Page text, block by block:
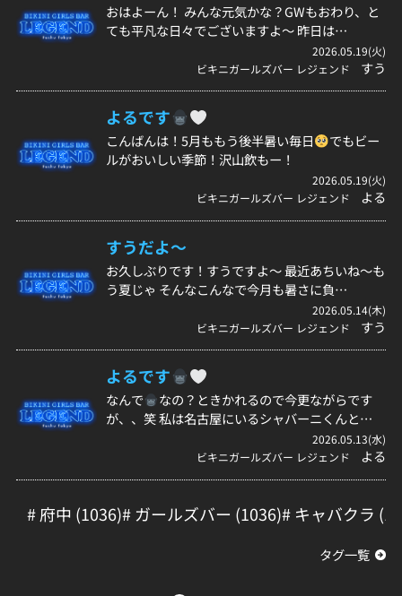
おはよーん！ みんな元気かな？GWもおわり、と
ても平凡な日々でございますよ〜 昨日は…
2026.05.19(火)
ビキニガールズバー レジェンド
すう
よるです
こんばんは！5月ももう後半暑い毎日
でもビー
ルがおいしい季節！沢山飲もー！
2026.05.19(火)
ビキニガールズバー レジェンド
よる
すうだよ〜
お久しぶりです！すうですよ〜 最近あちいね〜も
う夏じゃ そんなこんなで今月も暑さに負…
2026.05.14(木)
ビキニガールズバー レジェンド
すう
よるです
なんで
なの？ときかれるので今更ながらです
が、、笑 私は名古屋にいるシャバーニくんと…
2026.05.13(水)
ビキニガールズバー レジェンド
よる
# 府中 (1036)# ガールズバー (1036)# キャバクラ
タグ一覧